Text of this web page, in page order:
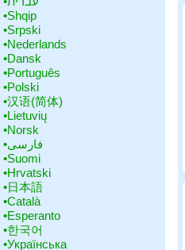
•‎Shqip
•‎Srpski
•‎Nederlands
•‎Dansk
•‎Português
•‎Polski
•‎汉语(简体)
•‎Lietuvių
•‎Norsk
•‎فارسی
•‎Suomi
•‎Hrvatski
•‎日本語
•‎Català
•‎Esperanto
•‎한국어
•‎Українська